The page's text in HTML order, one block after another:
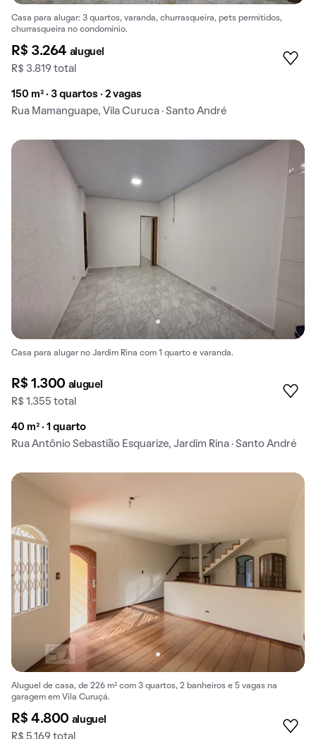
Casa para alugar: 3 quartos, varanda, churrasqueira, pets permitidos,
churrasqueira no condomínio.
R$ 3.264 aluguel
R$ 3.819 total
150 m² · 3 quartos · 2 vagas
Rua Mamanguape, Vila Curuca · Santo André
Casa para alugar no Jardim Rina com 1 quarto e varanda.
R$ 1.300 aluguel
R$ 1.355 total
40 m² · 1 quarto
Rua Antônio Sebastião Esquarize, Jardim Rina · Santo André
Aluguel de casa, de 226 m² com 3 quartos, 2 banheiros e 5 vagas na
garagem em Vila Curuçá.
R$ 4.800 aluguel